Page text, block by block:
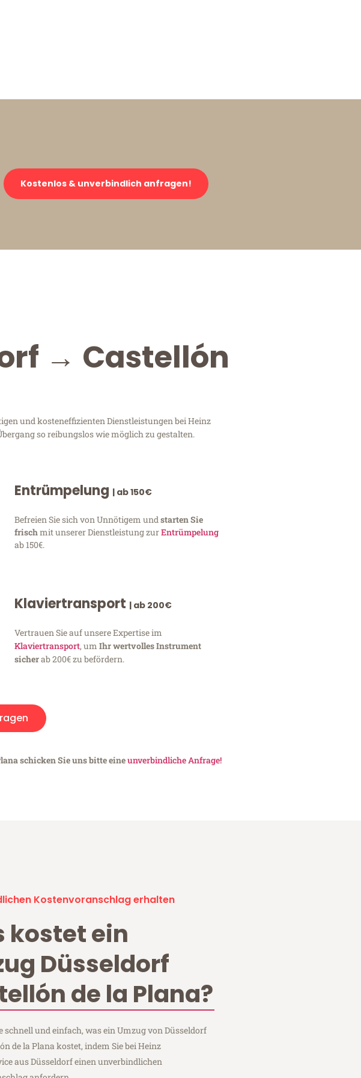
Kostenlos & unverbindlich anfragen!
→ Castellón
und kosteneffizienten Dienstleistungen bei Heinz
so reibungslos wie möglich zu gestalten.
Entrümpelung | ab 150€
Befreien Sie sich von Unnötigem undstarten Sie
frischmit unserer Dienstleistung zurEntrümpelung
ab 150€.
Klaviertransport | ab 200€
Vertrauen Sie auf unsere Expertise im
Klaviertransport, um Ihr wertvolles Instrument
sicherab 200€ zu befördern.
schicken Sie uns bitte eineunverbindliche Anfrage!
Kostenvoranschlag erhalten
kostet ein
Düsseldorf
de la Plana?
schnell und einfach, was ein Umzug von Düsseldorf
de la Plana kostet, indem Sie bei Heinz
aus Düsseldorf einen unverbindlichen